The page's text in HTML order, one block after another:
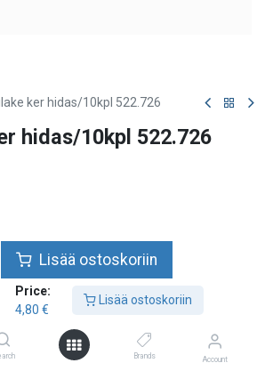
Price:
4,80 €
Lisää ostoskoriin
Brands Account
ker hidas/10kpl 522.726
hidas/10kpl 522.726
Lisää ostoskoriin